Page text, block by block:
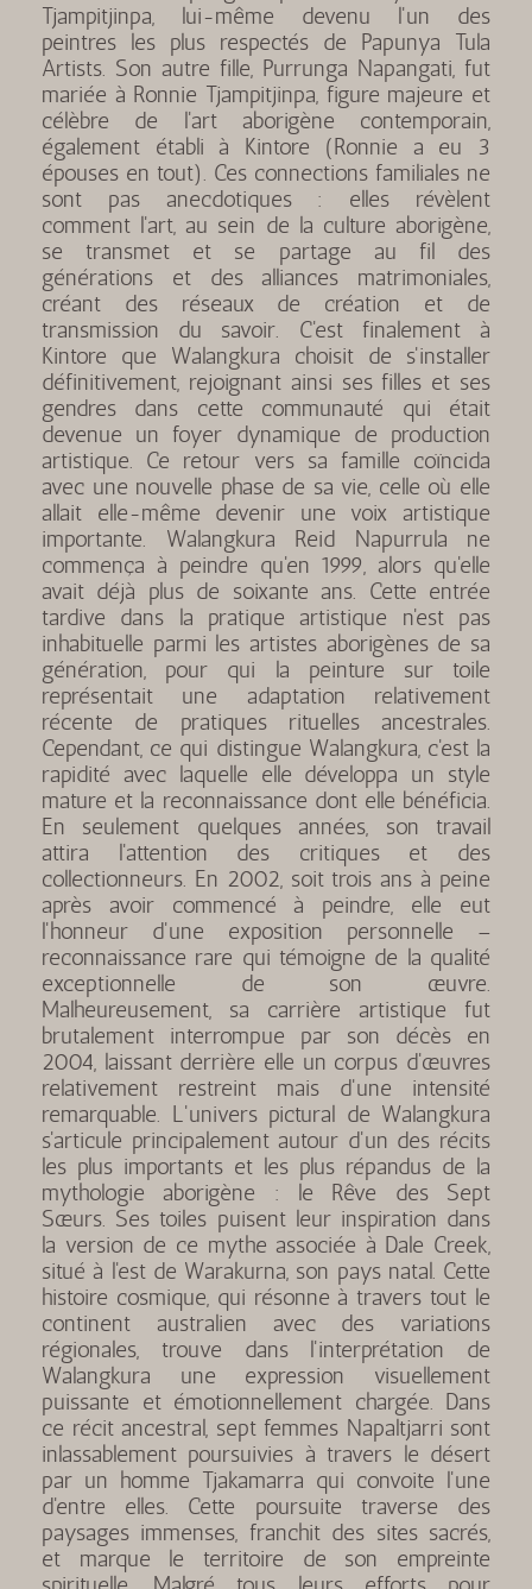
Tjampitjinpa, lui-même devenu l'un des
peintres les plus respectés de Papunya Tula
Artists. Son autre fille, Purrunga Napangati, fut
mariée à Ronnie Tjampitjinpa, figure majeure et
célèbre de l'art aborigène contemporain,
également établi à Kintore (Ronnie a eu 3
épouses en tout). Ces connections familiales ne
sont pas anecdotiques : elles révèlent
comment l'art, au sein de la culture aborigène,
se transmet et se partage au fil des
générations et des alliances matrimoniales,
créant des réseaux de création et de
transmission du savoir. C'est finalement à
Kintore que Walangkura choisit de s'installer
définitivement, rejoignant ainsi ses filles et ses
gendres dans cette communauté qui était
devenue un foyer dynamique de production
artistique. Ce retour vers sa famille coïncida
avec une nouvelle phase de sa vie, celle où elle
allait elle-même devenir une voix artistique
importante. Walangkura Reid Napurrula ne
commença à peindre qu'en 1999, alors qu'elle
avait déjà plus de soixante ans. Cette entrée
tardive dans la pratique artistique n'est pas
inhabituelle parmi les artistes aborigènes de sa
génération, pour qui la peinture sur toile
représentait une adaptation relativement
récente de pratiques rituelles ancestrales.
Cependant, ce qui distingue Walangkura, c'est la
rapidité avec laquelle elle développa un style
mature et la reconnaissance dont elle bénéficia.
En seulement quelques années, son travail
attira l'attention des critiques et des
collectionneurs. En 2002, soit trois ans à peine
après avoir commencé à peindre, elle eut
l'honneur d'une exposition personnelle –
reconnaissance rare qui témoigne de la qualité
exceptionnelle de son œuvre.
Malheureusement, sa carrière artistique fut
brutalement interrompue par son décès en
2004, laissant derrière elle un corpus d'œuvres
relativement restreint mais d'une intensité
remarquable. L'univers pictural de Walangkura
s'articule principalement autour d'un des récits
les plus importants et les plus répandus de la
mythologie aborigène : le Rêve des Sept
Sœurs. Ses toiles puisent leur inspiration dans
la version de ce mythe associée à Dale Creek,
situé à l'est de Warakurna, son pays natal. Cette
histoire cosmique, qui résonne à travers tout le
continent australien avec des variations
régionales, trouve dans l'interprétation de
Walangkura une expression visuellement
puissante et émotionnellement chargée. Dans
ce récit ancestral, sept femmes Napaltjarri sont
inlassablement poursuivies à travers le désert
par un homme Tjakamarra qui convoite l'une
d'entre elles. Cette poursuite traverse des
paysages immenses, franchit des sites sacrés,
et marque le territoire de son empreinte